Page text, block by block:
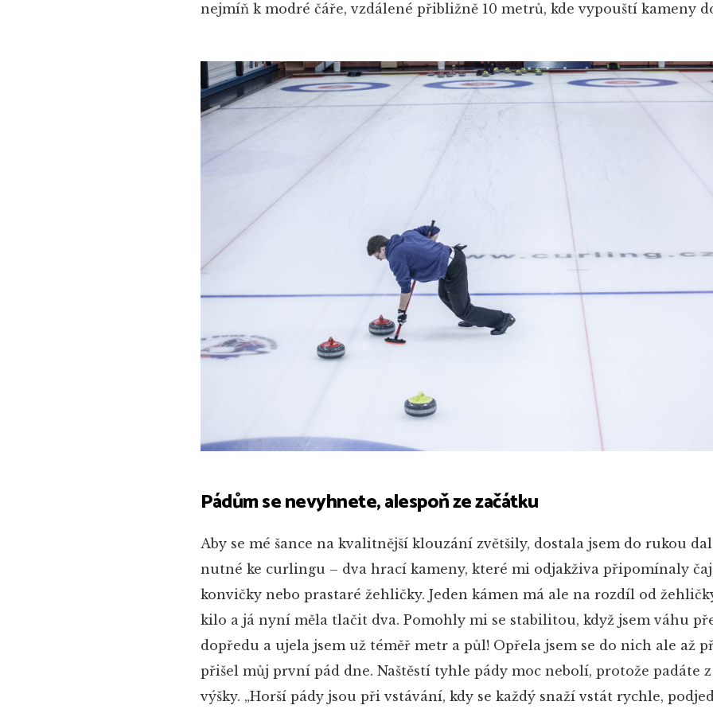
nejmíň k modré čáře, vzdálené přibližně 10 metrů, kde vypouští kameny
Pádům se nevyhnete, alespoň ze začátku
Aby se mé šance na kvalitnější klouzání zvětšily, dostala jsem do rukou
nutné ke curlingu – dva hrací kameny, které mi odjakživa připomínaly
konvičky nebo prastaré žehličky. Jeden kámen má ale na rozdíl od
kilo a já nyní měla tlačit dva. Pomohly mi se stabilitou, když jsem váhu
dopředu a ujela jsem už téměř metr a půl! Opřela jsem se do nich ale až
přišel můj první pád dne. Naštěstí tyhle pády moc nebolí, protože padáte
výšky. „Horší pády jsou při vstávání, kdy se každý snaží vstát rychle,